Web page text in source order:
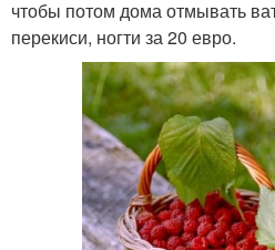
чтобы потом дома отмывать
перекиси, ногти за 20 евро.